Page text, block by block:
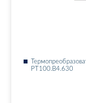
РТ100.В4.630